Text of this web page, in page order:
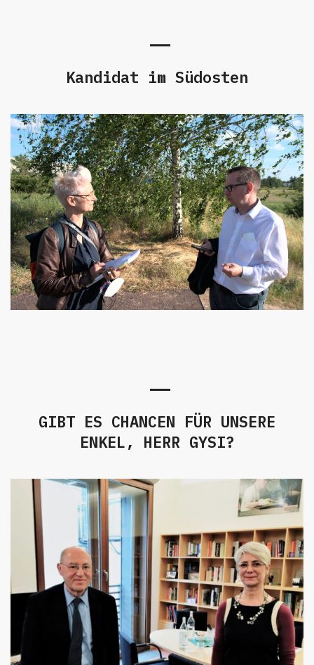
Kandidat im Südosten
GIBT ES CHANCEN FÜR UNSERE
ENKEL, HERR GYSI?